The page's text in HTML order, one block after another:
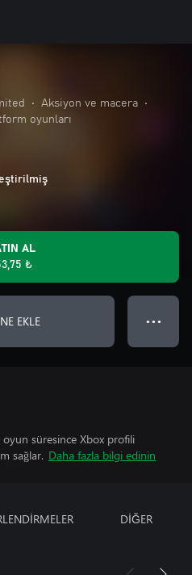
• Aksiyon ve macera
•
oyunları
AL
₺
EKLE ● ● ●
oyun süresince Xbox profili
sağlar. Daha fazla bilgi edinin
DİĞER